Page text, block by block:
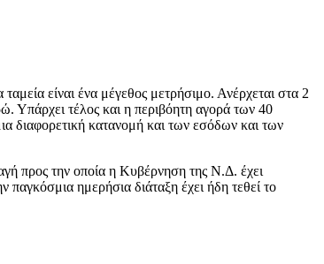
είναι ένα μέγεθος μετρήσιμο. Ανέρχεται στα 2
Υπάρχει τέλος και η περιβόητη αγορά των 40
διαφορετική κατανομή και των εσόδων και των
προς την οποία η Κυβέρνηση της Ν.Δ. έχει
παγκόσμια ημερήσια διάταξη έχει ήδη τεθεί το